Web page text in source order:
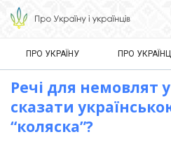
ПРО УКРАЇНУ ПРО
Речі для немовлят
сказати
“коляска”?